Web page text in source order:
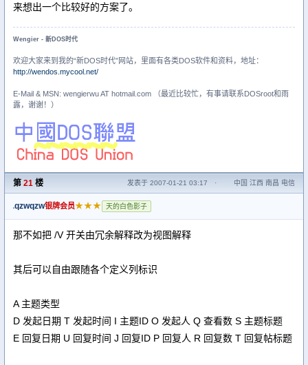
来想出一个比较好的方案了。
Wengier - 新DOS时代
欢迎大家来到我的“新DOS时代”网站，里面有各类DOS软件和资料，地址：
http://wendos.mycool.net/
E-Mail & MSN: wengierwu AT hotmail.com （最近比较忙，有事请联系DOSroot和雨
露，谢谢！）
第 21 楼 发表于 2007-01-21 03:17 · 中国 江西 南昌 电信
qzwqzw银牌会员★★★ 天的白色影子
那不如把 /V 开关由冗余解释改为视图解释
其后可以自由跟随各个定义列标识
A 主题类型
D 发起日期 T 发起时间 I 主题ID O 发起人 Q 查看数 S 主题标题
E 回复日期 U 回复时间 J 回复ID P 回复人 R 回复数 T 回复帖标题